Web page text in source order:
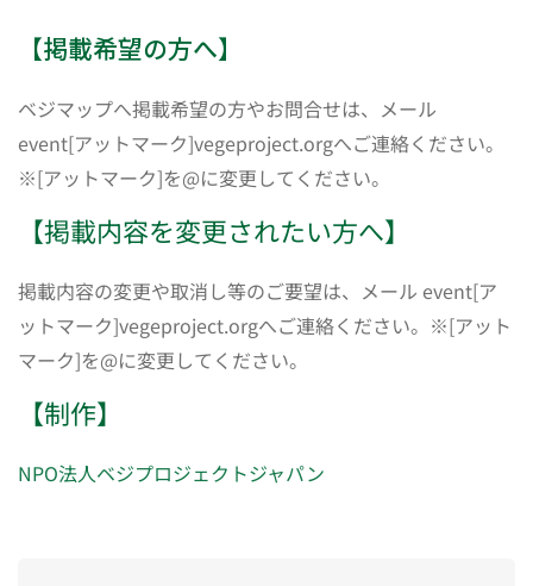
【掲載希望の方へ】
ベジマップへ掲載希望の方やお問合せは、メール
event[アットマーク]vegeproject.orgへご連絡ください。
※[アットマーク]を@に変更してください。
【掲載内容を変更されたい方へ】
掲載内容の変更や取消し等のご要望は、メール event[ア
ットマーク]vegeproject.orgへご連絡ください。※[アット
マーク]を@に変更してください。
【制作】
NPO法人ベジプロジェクトジャパン